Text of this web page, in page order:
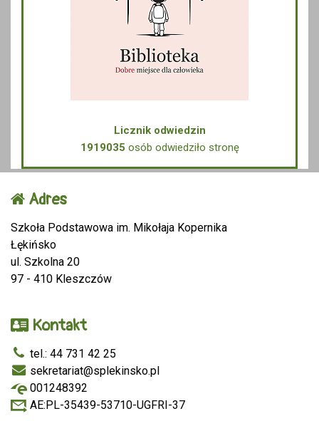
Licznik odwiedzin
1919035 osób odwiedziło stronę
Adres
Szkoła Podstawowa im. Mikołaja Kopernika
Łękińsko
ul. Szkolna 20
97 - 410 Kleszczów
Kontakt
tel.: 44 731 42 25
sekretariat@splekinsko.pl
001248392
AE:PL-35439-53710-UGFRI-37